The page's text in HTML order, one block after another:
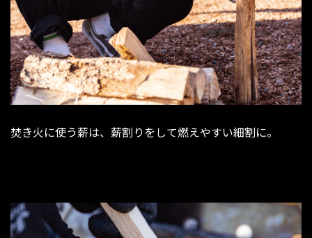
焚き火に使う薪は、薪割りをして燃えやすい細割に。